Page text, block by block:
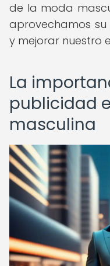
de la moda
aprovechamos
y mejorar nuestro
La
publicidad
masculina